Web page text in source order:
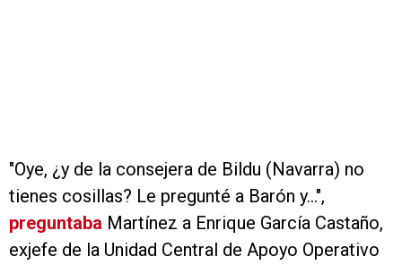
"Oye, ¿y de la consejera de Bildu (Navarra) no
tienes cosillas? Le pregunté a Barón y...",
preguntaba Martínez a Enrique García Castaño,
exjefe de la Unidad Central de Apoyo Operativo